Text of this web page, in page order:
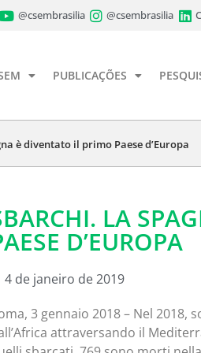
@csembrasilia @csembrasilia
PUBLICAÇÕES
è diventato il primo Paese d’Europa
LA
D’EUROPA
4 de janeiro de 2019
3 gennaio 2018 – Nel
attraversando il